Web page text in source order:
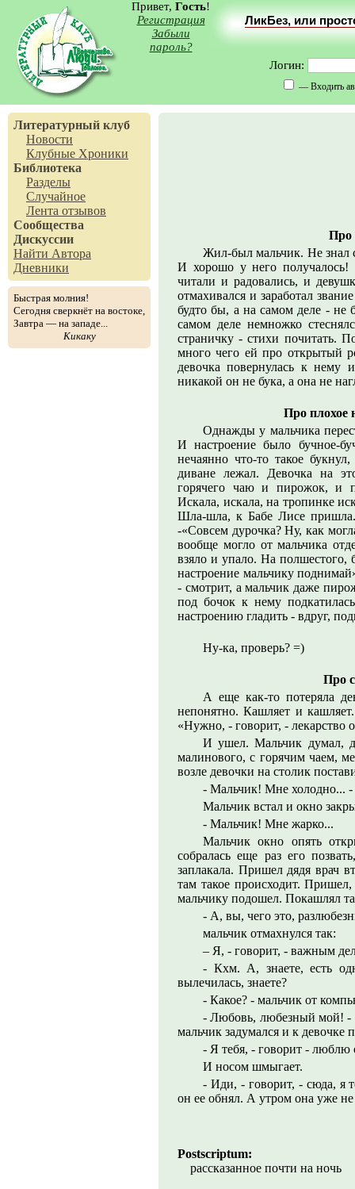
Привет, Гость!
Регистрация
Забыли
пароль?
ЛикБез, или
Логин:
— Входить
Литературный клуб
Новости
Клубные Хроники
Библиотека
Разделы
Случайное
Лента отзывов
Сообщества
Дискуссии
Найти Автора
Дневники
Быстрая молния!
Сегодня сверкнёт на востоке,
Завтра — на западе...
Кикаку
Про
Жил-был мальчик. Не знал
И хорошо у него
читали и радовались, и
отмахивался и заработал
будто бы, а на самом деле - не
самом деле немножко
страничку - стихи почитать.
много чего ей про открытый
девочка повернулась к нему
никакой он не бука, а она не
Про плохое
Однажды у мальчика
И настроение было бучное-
нечаянно что-то такое
диване лежал. Девочка на
горячего чаю и пирожок, и
Искала, искала, на тропинке
Шла-шла, к Бабе Лисе пришла.
-«Совсем дурочка? Ну, как
вообще могло от мальчика
взяло и упало. На полшестого,
настроение мальчику
- смотрит, а мальчик даже
под бочок к нему
настроению гладить - вдруг,
Ну-ка, проверь? =)
Про
А еще как-то потеряла
непонятно. Кашляет и
«Нужно, - говорит, - лекарство
И ушел. Мальчик думал,
малинового, с горячим чаем,
возле девочки на столик
- Мальчик! Мне холодно... -
Мальчик встал и окно
- Мальчик! Мне жарко...
Мальчик окно опять
собралась еще раз его
заплакала. Пришел дядя врач
там такое происходит.
мальчику подошел. Покашлял
- А, вы, чего это,
мальчик отмахнулся так:
– Я, - говорит, - важным
- Кхм. А, знаете, есть
вылечилась, знаете?
- Какое? - мальчик от
- Любовь, любезный мой! -
мальчик задумался и к девочке
- Я тебя, - говорит - люблю
И носом шмыгает.
- Иди, - говорит, - сюда, я
он ее обнял. А утром она уже не
Postscriptum:
рассказанное почти на ночь